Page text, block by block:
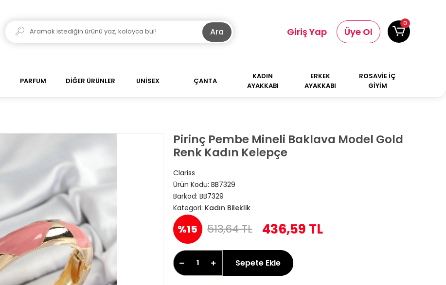
Ara Giriş Yap Üye Ol
0
PARFUM DİĞER ÜRÜNLER UNİSEX ÇANTA
KADIN
AYAKKABI
ERKEK
AYAKKABI
ROSAVİE İÇ
GİYİM
Pirinç Pembe Mineli Baklava Model Gold
Renk Kadın Kelepçe
Clariss
Ürün Kodu: BB7329
Barkod: BB7329
Kategori: Kadın Bileklik
%15 513,64 TL 436,59 TL
Sepete Ekle